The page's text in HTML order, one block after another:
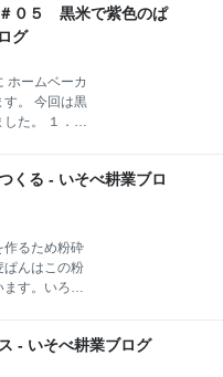
に近いです。
みぷりぷり
です。
購入しました
飯 パッケー
ました。詳
でリンクを
ぐろを漬け
す。 まぐろ
ぐろとオクラ
ることでつ
いま
０５ 黒米で紫色のぱ
グ
ホームベーカ
す。 今回は黒
た。 １．食
んの基本レシ
の基本レシ
減らして
量が違いま
・200ｇ ※
・10ｇ ④
①強力粉を通
②材料を
くる - いそべ耕業ブロ
作るため粉砕
ぱんはこの粉
す。いろい
３．粉砕機
５．終わり
- いそべ耕業ブログ